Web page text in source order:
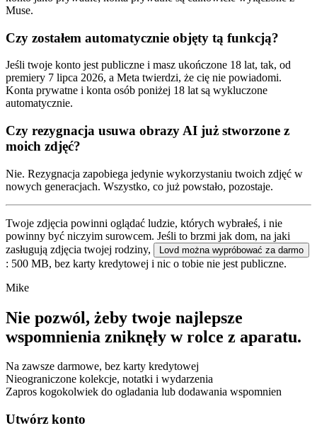
Muse.
Czy zostałem automatycznie objęty tą funkcją?
Jeśli twoje konto jest publiczne i masz ukończone 18 lat, tak, od
premiery 7 lipca 2026, a Meta twierdzi, że cię nie powiadomi.
Konta prywatne i konta osób poniżej 18 lat są wykluczone
automatycznie.
Czy rezygnacja usuwa obrazy AI już stworzone z
moich zdjęć?
Nie. Rezygnacja zapobiega jedynie wykorzystaniu twoich zdjęć w
nowych generacjach. Wszystko, co już powstało, pozostaje.
Twoje zdjęcia powinni oglądać ludzie, których wybrałeś, i nie
powinny być niczyim surowcem. Jeśli to brzmi jak dom, na jaki
zasługują zdjęcia twojej rodziny,
Lovd można wypróbować za darmo
: 500 MB, bez karty kredytowej i nic o tobie nie jest publiczne.
Mike
Nie pozwól, żeby twoje najlepsze
wspomnienia zniknęły w rolce z aparatu.
Na zawsze darmowe, bez karty kredytowej
Nieograniczone kolekcje, notatki i wydarzenia
Zapros kogokolwiek do ogladania lub dodawania wspomnien
Utwórz konto